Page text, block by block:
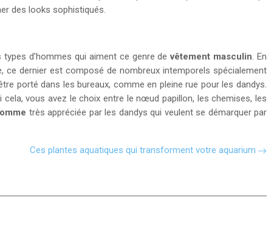
des looks sophistiqués.
types d’hommes qui aiment ce genre devêtement masculin. En
dernier est composé de nombreux intemporels spécialement
porté dans les bureaux, comme en pleine rue pour les dandys.
vous avez le choix entre le nœud papillon, les chemises, les
très appréciée par les dandys qui veulent se démarquer par
Ces plantes aquatiques qui transforment votre aquarium